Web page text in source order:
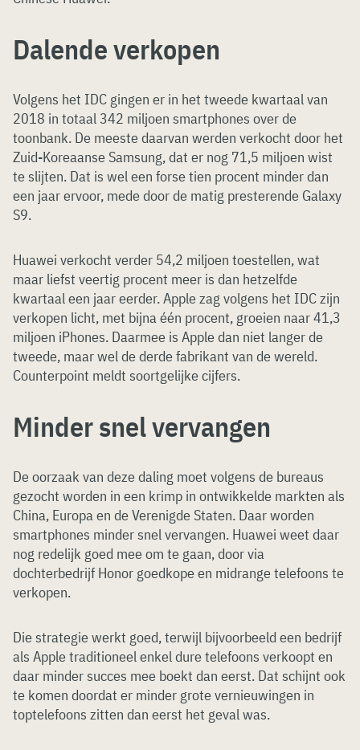
Dalende verkopen
Volgens het IDC gingen er in het tweede kwartaal van
2018 in totaal 342 miljoen smartphones over de
toonbank. De meeste daarvan werden verkocht door het
Zuid-Koreaanse Samsung, dat er nog 71,5 miljoen wist
te slijten. Dat is wel een forse tien procent minder dan
een jaar ervoor, mede door de matig presterende Galaxy
S9.
Huawei verkocht verder 54,2 miljoen toestellen, wat
maar liefst veertig procent meer is dan hetzelfde
kwartaal een jaar eerder. Apple zag volgens het IDC zijn
verkopen licht, met bijna één procent, groeien naar 41,3
miljoen iPhones. Daarmee is Apple dan niet langer de
tweede, maar wel de derde fabrikant van de wereld.
Counterpoint meldt soortgelijke cijfers.
Minder snel vervangen
De oorzaak van deze daling moet volgens de bureaus
gezocht worden in een krimp in ontwikkelde markten als
China, Europa en de Verenigde Staten. Daar worden
smartphones minder snel vervangen. Huawei weet daar
nog redelijk goed mee om te gaan, door via
dochterbedrijf Honor goedkope en midrange telefoons te
verkopen.
Die strategie werkt goed, terwijl bijvoorbeeld een bedrijf
als Apple traditioneel enkel dure telefoons verkoopt en
daar minder succes mee boekt dan eerst. Dat schijnt ook
te komen doordat er minder grote vernieuwingen in
toptelefoons zitten dan eerst het geval was.